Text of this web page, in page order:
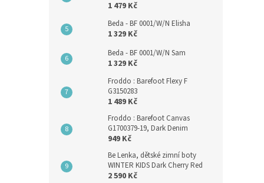
1 479 Kč
Beda - BF 0001/W/N Elisha
1 329 Kč
Beda - BF 0001/W/N Sam
1 329 Kč
Froddo : Barefoot Flexy F
G3150283
1 489 Kč
Froddo : Barefoot Canvas
G1700379-19, Dark Denim
949 Kč
Be Lenka, dětské zimní boty
WINTER KIDS Dark Cherry Red
2 590 Kč